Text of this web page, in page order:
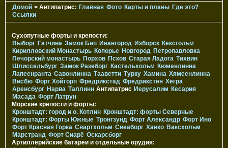
Домой > Антипатрис: Главная Фото Карты и планы Где это?
Ссылки
Сухопутные форты и крепости:
Выборг Гатчина Замок Бип Ивангород Изборск Кексгольм
Кирилловский Монастырь Копорье Новгород Петропавловка
Печорcкий монастырь Порхов Псков Старая Ладога Тихвин
Шлиссельбург Замок Разеборг Кастельхольм Кюменлинна
Лапеенранта Савонлинна Тааветти Турку Хамина Хямеенлинна
Висбю Форт Хойторп Фредрикстад Фредрикстен Хегра
Аренсбург Нарва Таллинн Антипатрис Иерусалим Кесария
Масада Форт Латрун
Морские крепости и форты:
Кронштадт: город и о. Котлин Кронштадт: форты Северные
Кронштадт: Форты Южные Тронгзунд Форт Александр Форт Ино
Форт Красная Горка Свартхольм Свеаборг Ханко Ваксхольм
Марстранд Форт Сиарё Оскарсборг
Артиллерийские батареи и отдельные орудия: